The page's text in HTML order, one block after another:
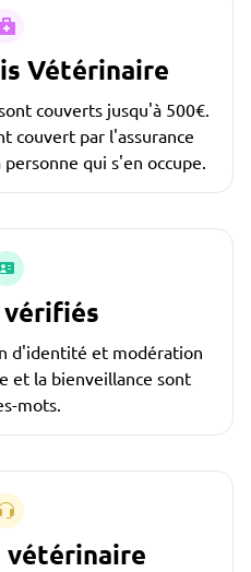
Vétérinaire
couverts jusqu'à 500€.
couvert par l'assurance
qui s'en occupe.
d'identité et modération
et la bienveillance sont
mots.
vétérinaire